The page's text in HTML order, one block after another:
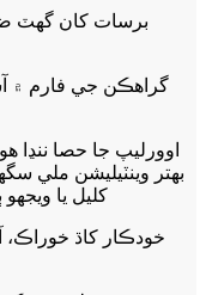
برسات کان گھٽ
گراهڪن جي فارم ۾
اوورليپ جا حصا
بهتر وينٽيليشن ملي
کليل يا
خودڪار کاڌ خوراڪ،